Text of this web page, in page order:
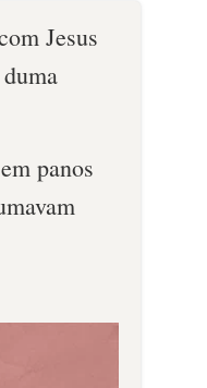
Jesus
panos